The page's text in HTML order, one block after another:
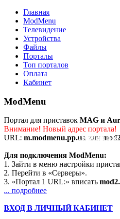
Главная
ModMenu
Телевидение
Устройства
Файлы
Порталы
Топ порталов
Оплата
Кабинет
Портал
ModMenu
Портал для приставок MAG и
Внимание! Новый адрес портала!
URL: m.modmenu.pp.ua или
Для подключения ModMenu:
1. Зайти в меню настройки
2. Перейти в «Серверы».
3. «Портал 1 URL:» вписать
... подробнее
ВХОД В ЛИЧНЫЙ КАБИНЕТ